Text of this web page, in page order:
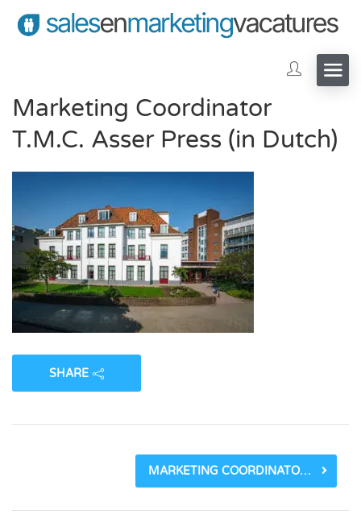
Marketing Coordinator
T.M.C. Asser Press (in Dutch)
SHARE
MARKETING COORDINATOR T.M.C. ASSER PRESS (IN DUTCH)